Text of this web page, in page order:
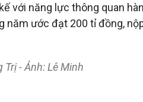
với năng lực thông quan
năm ước đạt 200 tỉ đồng,
- Ảnh: Lê Minh